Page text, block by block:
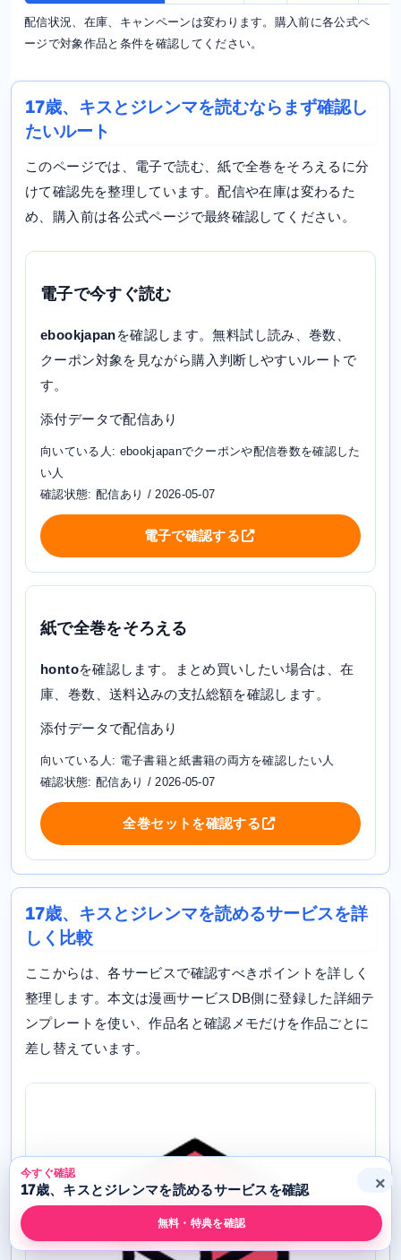
配信状況、在庫、キャンペーンは変わります。購入前に各公式ペ
ージで対象作品と条件を確認してください。
17歳、キスとジレンマを読むならまず確認し
たいルート
このページでは、電子で読む、紙で全巻をそろえるに分
けて確認先を整理しています。配信や在庫は変わるた
め、購入前は各公式ページで最終確認してください。
電子で今すぐ読む
ebookjapanを確認します。無料試し読み、巻数、
クーポン対象を見ながら購入判断しやすいルートで
す。
添付データで配信あり
向いている人: ebookjapanでクーポンや配信巻数を確認した
い人
確認状態: 配信あり / 2026-05-07
電子で確認する
紙で全巻をそろえる
hontoを確認します。まとめ買いしたい場合は、在
庫、巻数、送料込みの支払総額を確認します。
添付データで配信あり
向いている人: 電子書籍と紙書籍の両方を確認したい人
確認状態: 配信あり / 2026-05-07
全巻セットを確認する
17歳、キスとジレンマを読めるサービスを詳
しく比較
ここからは、各サービスで確認すべきポイントを詳しく
整理します。本文は漫画サービスDB側に登録した詳細テ
ンプレートを使い、作品名と確認メモだけを作品ごとに
差し替えています。
今すぐ確認
17歳、キスとジレンマを読めるサービスを確認
無料・特典を確認
×